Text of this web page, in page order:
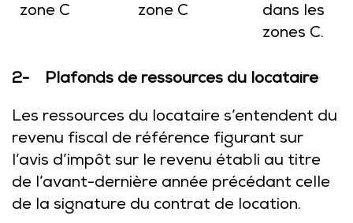
zone C zone C
dans les
zones C.
2- Plafonds de ressources du locataire
Les ressources du locataire s’entendent du
revenu fiscal de référence figurant sur
l’avis d’impôt sur le revenu établi au titre
de l’avant-dernière année précédant celle
de la signature du contrat de location.